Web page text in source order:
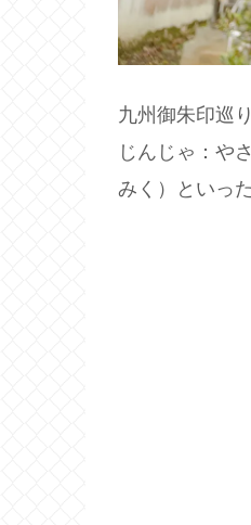
九州御朱印巡
じんじゃ：や
みく）といっ